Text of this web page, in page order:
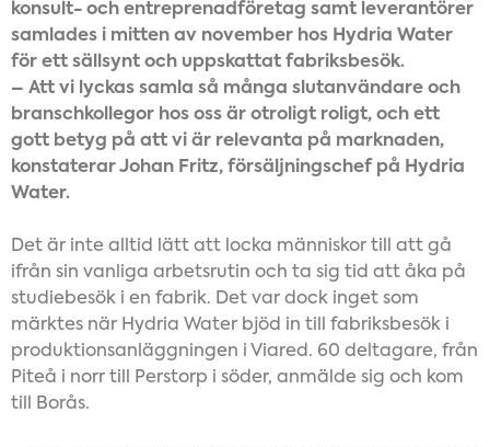
konsult- och entreprenadföretag samt leverantörer
samlades i mitten av november hos Hydria Water
för ett sällsynt och uppskattat fabriksbesök.
– Att vi lyckas samla så många slutanvändare och
branschkollegor hos oss är otroligt roligt, och ett
gott betyg på att vi är relevanta på marknaden,
konstaterar Johan Fritz, försäljningschef på Hydria
Water.
Det är inte alltid lätt att locka människor till att gå
ifrån sin vanliga arbetsrutin och ta sig tid att åka på
studiebesök i en fabrik. Det var dock inget som
märktes när Hydria Water bjöd in till fabriksbesök i
produktionsanläggningen i Viared. 60 deltagare, från
Piteå i norr till Perstorp i söder, anmälde sig och kom
till Borås.